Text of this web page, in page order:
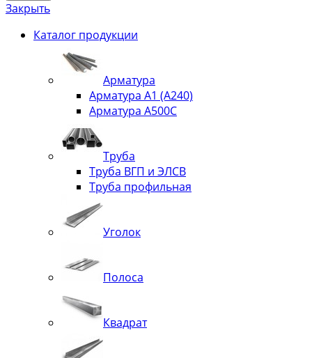
Закрыть
Каталог продукции
Арматура
Арматура А1 (А240)
Арматура А500С
Труба
Труба ВГП и ЭЛСВ
Труба профильная
Уголок
Полоса
Квадрат